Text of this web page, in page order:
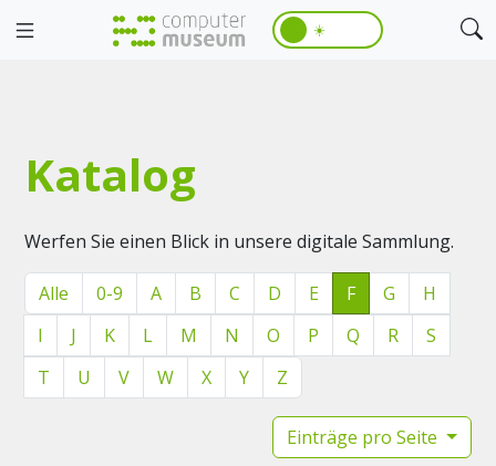
☀️
Katalog
Werfen Sie einen Blick in unsere digitale Sammlung.
Alle 0-9 A B C D E F G
H
I
J K L M N O P Q R
S
T
U V W X Y Z
Einträge pro Seite